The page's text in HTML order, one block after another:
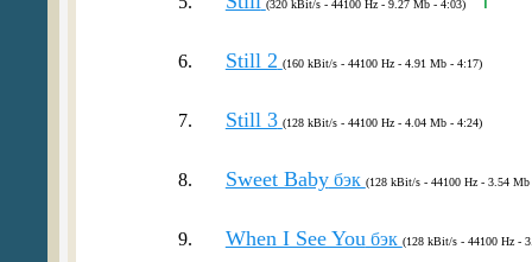
(320 kBit/s - 44100 Hz - 9.27 Mb - 4:03)
6. Still 2 (160 kBit/s - 44100 Hz - 4.91 Mb - 4:17)
7. Still 3 (128 kBit/s - 44100 Hz - 4.04 Mb - 4:24)
8. Sweet Babyбэк (128 kBit/s - 44100 Hz - 3.54 Mb
9. When I See You бэк (128 kBit/s - 44100 Hz -